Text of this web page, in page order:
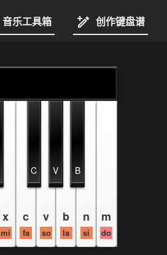
音乐工具箱 创作键盘谱
x
mi
c
fa
v
so
b
la
n
si
m
do
C V B